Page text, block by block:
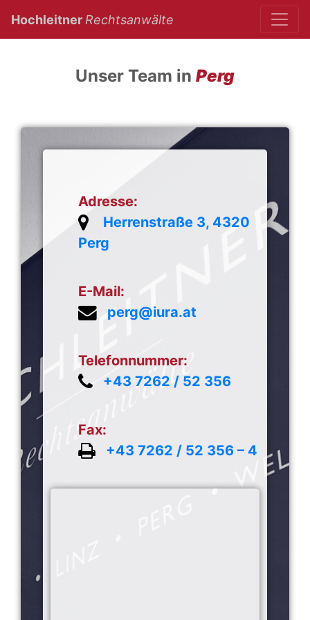
Hochleitner Rechtsanwälte
Unser Team in Perg
Adresse:
Herrenstraße 3, 4320
Perg
E-Mail:
perg@iura.at
Telefonnummer:
+43 7262 / 52 356
Fax:
+43 7262 / 52 356 – 4